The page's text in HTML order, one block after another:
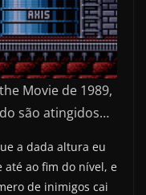
Movie de 1989,
são atingidos…
a dada altura eu
ao fim do nível, e
de inimigos cai